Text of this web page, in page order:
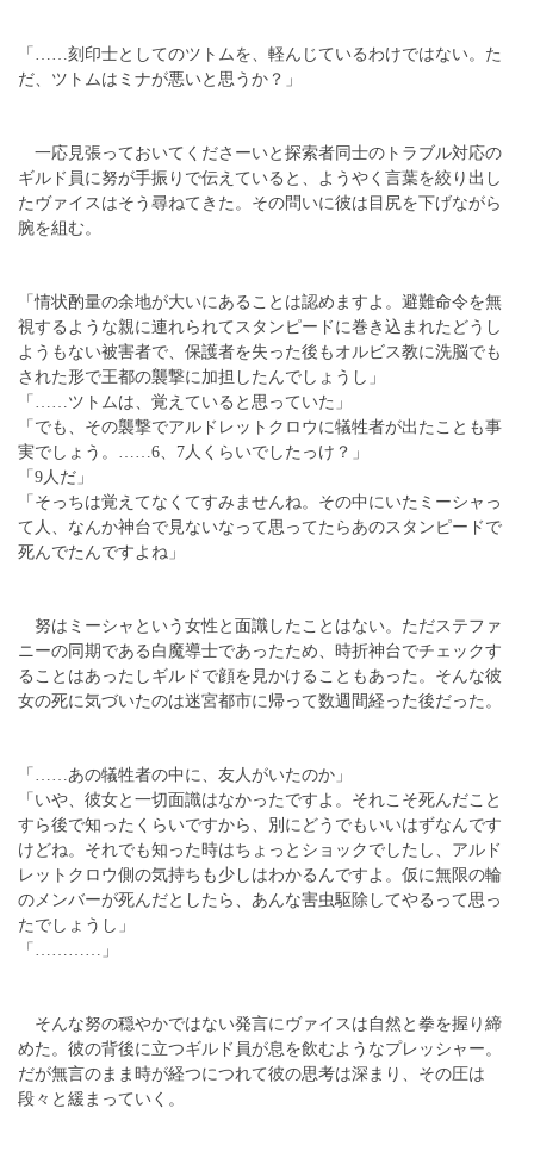
「……刻印士としてのツトムを、軽んじているわけではない。た
だ、ツトムはミナが悪いと思うか？」
一応見張っておいてくださーいと探索者同士のトラブル対応の
ギルド員に努が手振りで伝えていると、ようやく言葉を絞り出し
たヴァイスはそう尋ねてきた。その問いに彼は目尻を下げながら
腕を組む。
「情状酌量の余地が大いにあることは認めますよ。避難命令を無
視するような親に連れられてスタンピードに巻き込まれたどうし
ようもない被害者で、保護者を失った後もオルビス教に洗脳でも
された形で王都の襲撃に加担したんでしょうし」
「……ツトムは、覚えていると思っていた」
「でも、その襲撃でアルドレットクロウに犠牲者が出たことも事
実でしょう。……6、7人くらいでしたっけ？」
「9人だ」
「そっちは覚えてなくてすみませんね。その中にいたミーシャっ
て人、なんか神台で見ないなって思ってたらあのスタンピードで
死んでたんですよね」
努はミーシャという女性と面識したことはない。ただステファ
ニーの同期である白魔導士であったため、時折神台でチェックす
ることはあったしギルドで顔を見かけることもあった。そんな彼
女の死に気づいたのは迷宮都市に帰って数週間経った後だった。
「……あの犠牲者の中に、友人がいたのか」
「いや、彼女と一切面識はなかったですよ。それこそ死んだこと
すら後で知ったくらいですから、別にどうでもいいはずなんです
けどね。それでも知った時はちょっとショックでしたし、アルド
レットクロウ側の気持ちも少しはわかるんですよ。仮に無限の輪
のメンバーが死んだとしたら、あんな害虫駆除してやるって思っ
たでしょうし」
「…………」
そんな努の穏やかではない発言にヴァイスは自然と拳を握り締
めた。彼の背後に立つギルド員が息を飲むようなプレッシャー。
だが無言のまま時が経つにつれて彼の思考は深まり、その圧は
段々と緩まっていく。